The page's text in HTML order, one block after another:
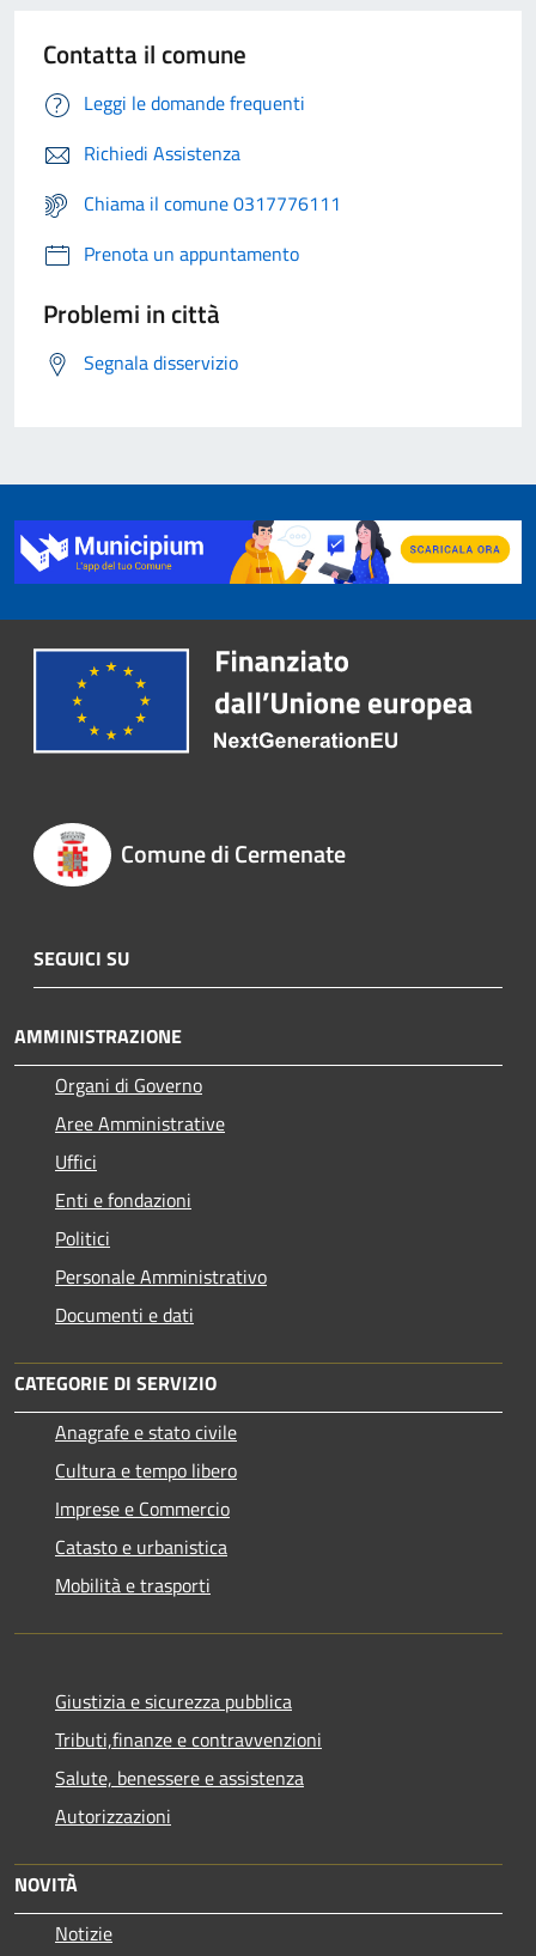
Contatta il comune
Leggi le domande frequenti
Richiedi Assistenza
Chiama il comune 0317776111
Prenota un appuntamento
Problemi in città
Segnala disservizio
Comune di Cermenate
SEGUICI SU
AMMINISTRAZIONE
Organi di Governo
Aree Amministrative
Uffici
Enti e fondazioni
Politici
Personale Amministrativo
Documenti e dati
CATEGORIE DI SERVIZIO
Anagrafe e stato civile
Cultura e tempo libero
Imprese e Commercio
Catasto e urbanistica
Mobilità e trasporti
Giustizia e sicurezza pubblica
Tributi,finanze e contravvenzioni
Salute, benessere e assistenza
Autorizzazioni
NOVITÀ
Notizie